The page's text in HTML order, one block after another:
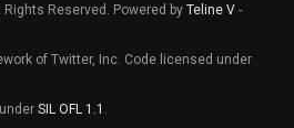
Reserved. Powered by Teline V -
of Twitter, Inc. Code licensed under
SIL OFL 1.1